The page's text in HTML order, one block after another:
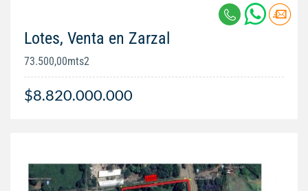
Lotes, Venta en Zarzal
73.500,00mts2
$8.820.000.000